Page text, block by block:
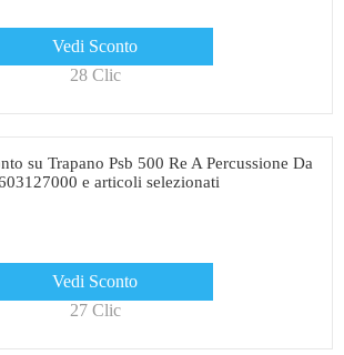
Vedi Sconto
28 Clic
su Trapano Psb 500 Re A Percussione Da
e articoli selezionati
Vedi Sconto
27 Clic